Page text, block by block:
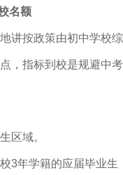
名额
讲按政策由初中学校
，指标到校是规避中
区域。
3年学籍的应届毕业生